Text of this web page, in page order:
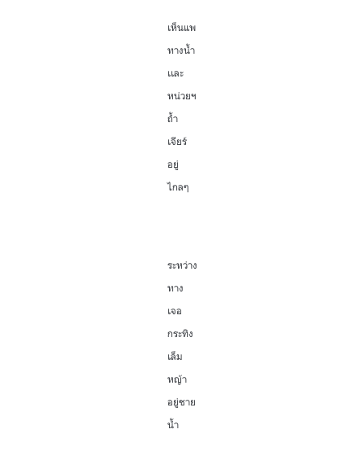
เห็นแพ
ทางน้ำ
เเละ
หน่วยฯ
ถ้ำ
เจียร์
อยู่
ไกลๆ
ระหว่าง
ทาง
เจอ
กระทิง
เล็ม
หญ้า
อยู่ชาย
น้ำ